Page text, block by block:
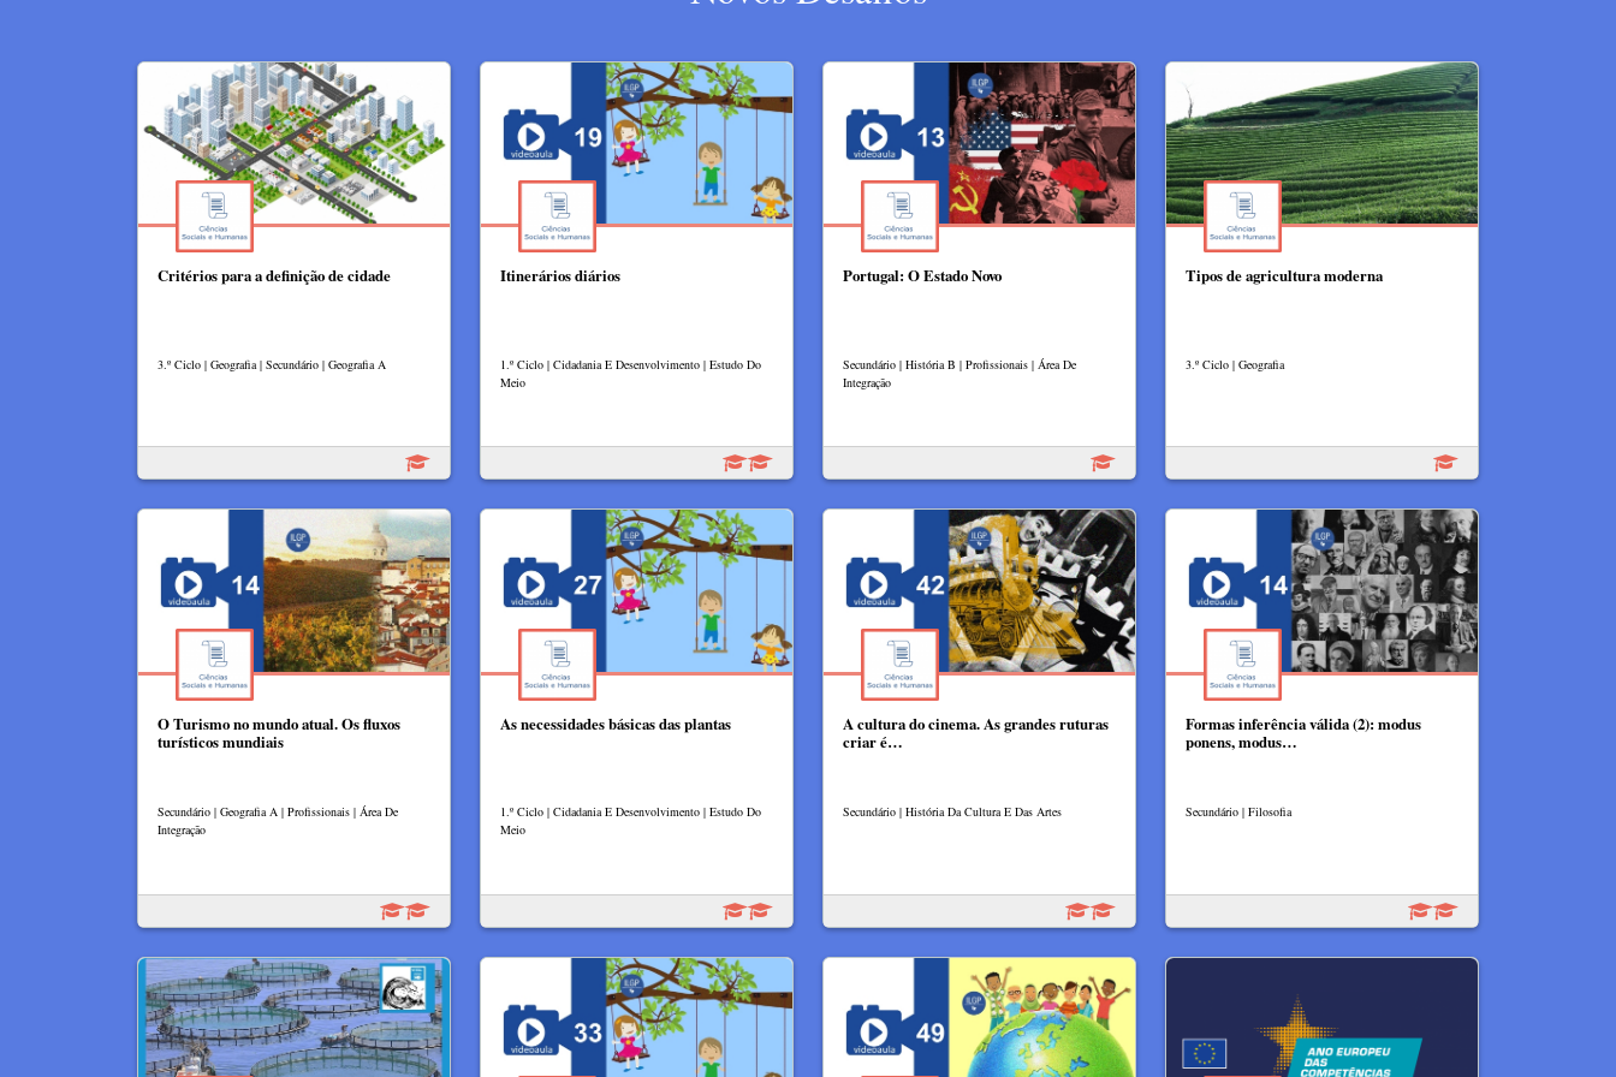
Critérios para a definição de cidade
3.º Ciclo | Geografia | Secundário | Geografia A
Itinerários diários
1.º Ciclo | Cidadania E Desenvolvimento | Estudo Do
Meio
Portugal: O Estado Novo
Secundário | História B | Profissionais | Área De
Integração
Tipos de agricultura moderna
3.º Ciclo | Geografia
O Turismo no mundo atual. Os fluxos
turísticos mundiais
Secundário | Geografia A | Profissionais | Área De
Integração
As necessidades básicas das plantas
1.º Ciclo | Cidadania E Desenvolvimento | Estudo Do
Meio
A cultura do cinema. As grandes ruturas
criar é…
Secundário | História Da Cultura E Das Artes
Formas inferência válida (2): modus
ponens, modus…
Secundário | Filosofia